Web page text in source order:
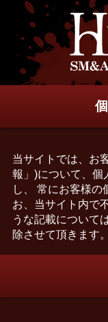
当サイトでは、お
報」)について、個
し、 常にお客様の
お、当サイト内で
うな記載について
除させて頂きます。